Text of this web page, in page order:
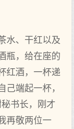
、干红以及
瓶，给在座的
红酒，一杯递
己端起一杯，
书长，刚才
再敬两位一